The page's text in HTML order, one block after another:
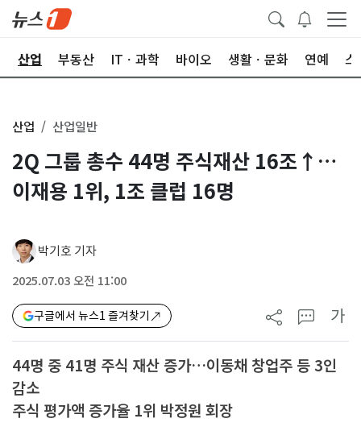
산업 부동산 ITㆍ과학 바이오 생활ㆍ문화 연예 스
산업 산업일반
2Q 그룹 총수 44명 주식재산 16조↑…
이재용 1위, 1조 클럽 16명
박기호 기자
2025.07.03 오전 11:00
구글에서 뉴스1 즐겨찾기 가
44명 중 41명 주식 재산 증가…이동채 창업주 등 3인
감소
주식 평가액 증가율 1위 박정원 회장